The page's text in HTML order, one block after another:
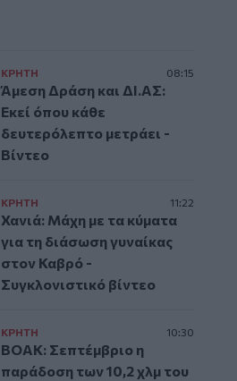
ΚΡΗΤΗ 08:15
Άμεση Δράση και ΔΙ.ΑΣ:
Εκεί όπου κάθε
δευτερόλεπτο μετράει -
Βίντεο
ΚΡΗΤΗ 11:22
Χανιά: Μάχη με τα κύματα
για τη διάσωση γυναίκας
στον Καβρό -
Συγκλονιστικό βίντεο
ΚΡΗΤΗ 10:30
ΒΟΑΚ: Σεπτέμβριο η
παράδοση των 10,2 χλμ του